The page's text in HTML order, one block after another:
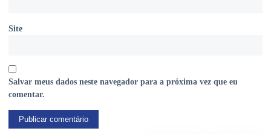
Site
Salvar meus dados neste navegador para a próxima vez que eu
comentar.